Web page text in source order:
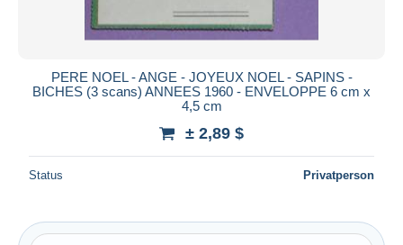
PERE NOEL - ANGE - JOYEUX NOEL - SAPINS -
BICHES (3 scans) ANNEES 1960 - ENVELOPPE 6 cm x
4,5 cm
± 2,89 $
Status Privatperson